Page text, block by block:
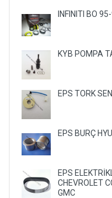
INFINITI BO
KYB POMPA
EPS TORK
EPS BURÇ
EPS
CHEVROLET
GMC